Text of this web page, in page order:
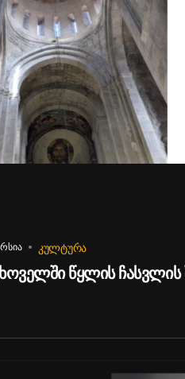
ᲙᲣᲚᲢᲣᲠᲐ
წყლის ჩასვლის